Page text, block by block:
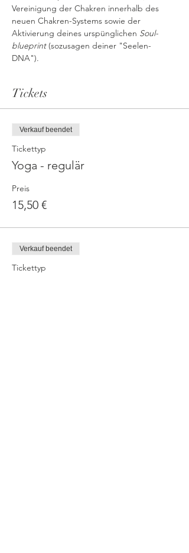
Vereinigung der Chakren innerhalb des
neuen Chakren-Systems sowie der
Aktivierung deines urspünglichen Soul-
blueprint (sozusagen deiner "Seelen-
DNA").
Tickets
Verkauf beendet
Tickettyp
Yoga - regulär
Preis
15,50 €
Verkauf beendet
Tickettyp